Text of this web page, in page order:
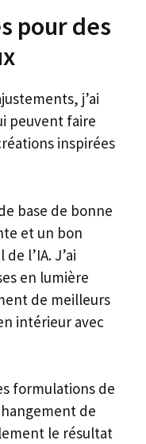
pour des
j’ai
peuvent faire
inspirées
base de bonne
et un bon
l’IA. J’ai
en lumière
de meilleurs
intérieur avec
formulations de
de
le résultat